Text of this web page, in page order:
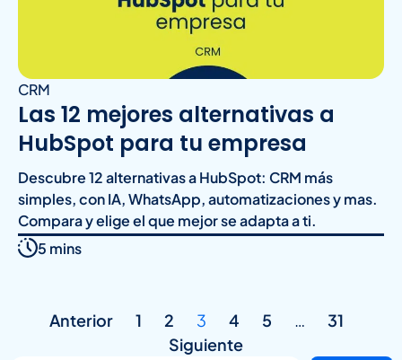
CRM
Las 12 mejores alternativas a
HubSpot para tu empresa
Descubre 12 alternativas a HubSpot: CRM más
simples, con IA, WhatsApp, automatizaciones y mas.
Compara y elige el que mejor se adapta a ti.
5 mins
Anterior 1 2 3 4 5 …
31
Siguiente